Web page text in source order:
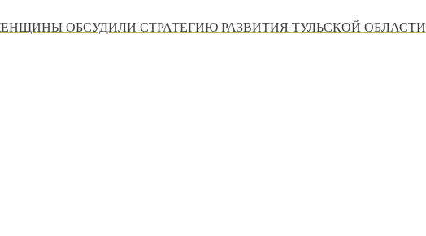
ОБСУДИЛИ СТРАТЕГИЮ РАЗВИТИЯ ТУЛЬСКОЙ ОБЛАСТИ